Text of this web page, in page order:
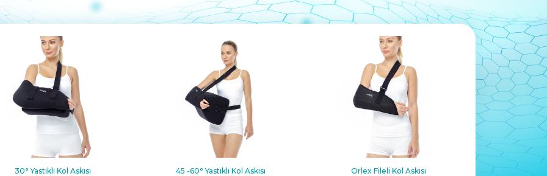
30° Yastıklı Kol Askısı 45 -60° Yastıklı Kol Askısı Orlex Fileli Kol Askısı